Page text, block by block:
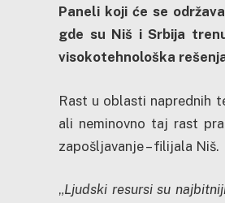
Paneli koji će se
gde su Niš i Srbija
visokotehnološka
Rast u oblasti naprednih
ali neminovno taj rast
zapošljavanje – filijala Niš.
„Ljudski resursi su